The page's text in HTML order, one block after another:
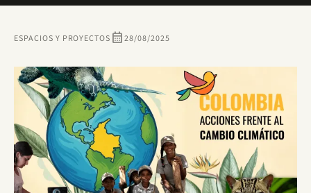
Navbar
Sitio
Institucional
ESPACIOS Y PROYECTOS calendar_month28/08/2025